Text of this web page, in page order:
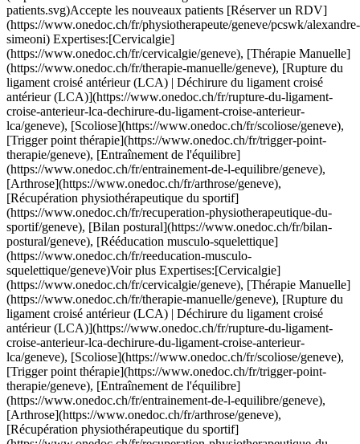
tps://www.onedoc.ch/fr/therapie-manuelle/geneve), [Rupture du ligament croisé antérieur (LCA) | Déchirure du ligament croisé antérieur (LCA)](https://www.onedoc.ch/fr/rupture-du-ligament-croise-anterieur-lca-dechirure-du-ligament-croise-anterieur-lca/geneve), [Scoliose](https://www.onedoc.ch/fr/scoliose/geneve), [Trigger point thérapie](https://www.onedoc.ch/fr/trigger-point-therapie/geneve), [Entraînement de l'équilibre](https://www.onedoc.ch/fr/entrainement-de-l-equilibre/geneve), [Arthrose](https://www.onedoc.ch/fr/arthrose/geneve), [Récupération physiothérapeutique du sportif](https://www.onedoc.ch/fr/recuperation-physiotherapeutique-du-sportif/geneve), [Bilan postural](https://www.onedoc.ch/fr/bilan-postural/geneve), [Rééducation musculo-squelettique](https://www.onedoc.ch/fr/reeducation-musculo-squelettique/geneve)Voir plus [![M. Thomas Derycke, physiothérapeute à Genève](https://assets.onedoc.ch/images/users/8df7fbea39d406285717b6daf95e565378fd758b905b8b7bee921a1c38d7ecfd-small.png "M. Thomas Derycke, physiothérapeute à Genève")](https://www.onedoc.ch/fr/physiotherapeute/geneve/pcvm2/thomas-derycke) ### [M. Thomas Derycke](https://www.onedoc.ch/fr/physiotherapeute/geneve/pcvm2/thomas-derycke) ![Badge indiquant un profil vérifié](https://www.onedoc.ch/assets/images/icons/checkmark.svg) [Physiothérapeute](https://www.onedoc.ch/fr/physiotherapeute/geneve) [Studio/11 - Eaux-Vives](https://www.onedoc.ch/fr/cabinet-de-physiotherapie/geneve/ebaog/studio-11-eaux-vives) Rue Maunoir 7 1207 Genève ![Icône patient avec un signe plus annonçant que le professionnel accepte de nouveaux patients](https://www.onedoc.ch/assets/images/icons/new-patients.svg)Accepte les nouveaux patients [Réserver un RDV](https://www.onedoc.ch/fr/physiotherapeute/geneve/pcvm2/thomas-derycke) Expertises:[Cervicalgie](https://www.onedoc.ch/fr/cervicalgie/geneve), [Suivi du sportif](https://www.onedoc.ch/fr/suivi-du-sportif/geneve), [Thérapie Manuelle](https://www.onedoc.ch/fr/therapie-manuelle/geneve), [Rééducation musculo-squelettique](https://www.onedoc.ch/fr/reeducation-musculo-squelettique/geneve), [Bilan postural](https://www.onedoc.ch/fr/bilan-postural/geneve)Voir plus Expertises:[Cervicalgie](https://www.onedoc.ch/fr/cervicalgie/geneve), [Suivi du sportif](https://www.onedoc.ch/fr/suivi-du-sportif/geneve), [Thérapie Manuelle](https://www.onedoc.ch/fr/therapie-manuelle/geneve), [Rééducation musculo-squelettique](https://www.onedoc.ch/fr/reeducation-musculo-squelettique/geneve), [Bilan postural](https://www.onedoc.ch/fr/bilan-postural/geneve)Voir plus [![M. Hugo Piret, physiothérapeute à Genève](https://assets.onedoc.ch/images/users/7768ff59274da17d1599ffba8da03c4d98d03c17b37ed5f54f338bd976a00bb9-small.png "M. Hugo Piret, physiothérapeute à Genève")](https://www.onedoc.ch/fr/physiotherapeute/geneve/pcscv/hugo-piret) ### [M. Hugo Piret](https://www.onedoc.ch/fr/physiotherapeute/geneve/pcscv/hugo-piret) ![Badge indiquant un profil vérifié](https://www.onedoc.ch/assets/images/icons/checkmark.svg) [Physiothérapeute](https://www.onedoc.ch/fr/physiotherapeute/geneve) [Activ Santé Genève](https://www.onedoc.ch/fr/cabinet-de-physiotherapie/geneve/ebaof/activ-sante-geneve) Rue du Rhône 118 1204 Genève ![Icône patient avec un signe plus annonçant que le professionnel accepte de nouveaux patients](https://www.onedoc.ch/assets/images/icons/new-patients.svg)Accepte les nouveaux patients [Réserver un RDV](https://www.onedoc.ch/fr/physiotherapeute/geneve/pcscv/hugo-piret) Expertises:[Cervicalgie](https://www.onedoc.ch/fr/cervicalgie/geneve), [Récupération physiothérapeutique du sportif](https://www.onedoc.ch/fr/recuperation-physiotherapeutique-du-sportif/geneve), [Suivi du sportif](https://www.onedoc.ch/fr/suivi-du-sportif/geneve), [Arthrose](https://www.onedoc.ch/fr/arthrose/geneve), [Entraînement de l'équilibre](https://www.onedoc.ch/fr/entrainement-de-l-equilibre/geneve), [Thérapie Manuelle](https://www.onedoc.ch/fr/therapie-manuelle/geneve), [Rupture du ligament croisé antérieur (LCA) | Déchirure du ligament croisé antérieur (LCA)](https://www.onedoc.ch/fr/rupture-du-ligament-croise-anterieur-lca-dechirure-du-ligament-croise-anterieur-lca/geneve), [Troubles de l’articulation temporo mandibulaire (ATM) | troubles de la mastication](https://www.onedoc.ch/fr/troubles-de-l-articulation-temporo-mandibulaire-atm-troubles-de-la-mastication/geneve), [Bilan postural](https://www.onedoc.ch/fr/bilan-postural/geneve), [Rééducation musculo-squelettique](https://www.onedoc.ch/fr/reeducation-musculo-squelettique/geneve)Voir plus Expertises:[Cervicalgie](https://www.onedoc.ch/fr/cervicalgie/geneve), [Récupération physiothérapeutique du sportif](https://www.onedoc.ch/fr/recuperation-physiotherapeutique-du-sportif/geneve), [Suivi du sportif](https://www.onedoc.ch/fr/suivi-du-sportif/geneve), [Arthrose](https://www.onedoc.ch/fr/arthrose/geneve), [Entraînement de l'équilibre](https://www.onedoc.ch/fr/entrainement-de-l-equilibre/geneve), [Thérapie Manuelle](https://www.onedoc.ch/fr/therapie-manuelle/geneve), [Rupture du ligament croisé antérieur (LCA) | Déchirure du ligament croisé antérieur (LCA)](https://www.onedoc.ch/fr/rupture-du-ligament-croise-anterieur-lca-dechirure-du-ligament-croise-anterieur-lca/geneve), [Troubles de l’articulation temporo mandibulaire (ATM) | troubles de la mastication](https://www.onedoc.ch/fr/troubles-de-l-articulation-temporo-mandibulaire-atm-troubles-de-la-mastication/geneve), [Bilan postural](https://www.onedoc.ch/fr/bilan-postural/geneve), [Rééducation musculo-squelettique](https://www.onedoc.ch/fr/reeducation-musculo-squelettique/geneve)Voir plus [![Mme Marzia Botrugno, physiothérapeute à Genève](https://assets.onedoc.ch/images/users/3d917dd6c65075fda900350069b85af7a60a723949a77fafd514a99487dd95b9-small.jpg "Mme Marzia Botrugno, physiothérapeute à Genève")](https://www.onedoc.ch/fr/physiotherapeute/geneve/pcuts/marzia-botrugno) ### [Mme Marzia Botrugno](https://www.onedoc.ch/fr/physiotherapeute/geneve/pcuts/marzia-botrugno) ![Badge indiquant un profil vérifié](https://www.onedoc.ch/assets/images/icons/checkmark.svg) [Physiothérapeute](https://www.onedoc.ch/fr/physiotherapeute/geneve) PhysioGreen Botrugno Rue Vignier 2 1205 Genève ![Icône patient avec un signe plus annonçant que le professionnel accepte de nouveaux patients](https://www.onedoc.ch/assets/images/icons/new-patients.svg)Accepte les nouveaux patients [Réserver un RDV](https://www.onedoc.ch/fr/physiotherapeute/geneve/pcuts/marzia-botrugno) Expertises:[Cervicalgie](https://www.onedoc.ch/fr/cervicalgie/geneve), [Arthrose](https://www.onedoc.ch/fr/arthrose/geneve), [Thérapie Manuelle](https://www.onedoc.ch/fr/therapie-manuelle/geneve), [Bilan postural](https://www.onedoc.ch/fr/bilan-postural/geneve), [Rééducation musculo-squelettique](https://www.onedoc.ch/fr/reeducation-musculo-squelettique/geneve)Voir plus Expertises:[Cervicalgie](https://www.onedoc.ch/fr/cervicalgie/geneve), [Arthrose](https://www.onedoc.ch/fr/arthrose/geneve), [Thérapie Manuelle](https://www.onedoc.ch/fr/therapie-manuelle/geneve), [Bilan postural](https://www.onedoc.ch/fr/bilan-postural/geneve), [Rééducation musculo-squelettique](https://www.onedoc.ch/fr/reeducation-musculo-squelettique/geneve)Voir plus [![M. Patrick Petitjean, physiothérapeute à Genève](https://assets.onedoc.ch/images/users/300883559dfc88ba3725c64dad3ecbd11194bf5d07c59337f7df4174924ee7ea-small.png "M. Patrick Petitjean, physiothérapeute à Genève")](https://www.onedoc.ch/fr/physiotherapeute/geneve/pc0pa/patrick-petitjean) ### [M. Patrick Petitjean](https://www.onedoc.ch/fr/physiotherapeute/geneve/pc0pa/patrick-petitjean) ![Badge indiquant un profil vérifié](https://www.onedoc.ch/assets/images/icons/checkmark.svg) [Physiothérapeute](https://www.onedoc.ch/fr/physiotherapeute/geneve) [Physiothérapie la Colline - Centre de physiothérapie du sport](https://www.onedoc.ch/fr/cabinet-de-physiotherapie/geneve/ebd5w/physiotherapie-la-colline-centre-de-physiotherapie-du-sport) Chemin Thury 7a 1206 Genève ![Icône patient avec un signe plus annonçant que le professionnel accepte de nouveaux patients](https://www.onedoc.ch/assets/images/icons/new-patients.svg)Accepte les nouveaux patients [Réserver un RDV](https://www.onedoc.ch/fr/physiotherapeute/geneve/pc0pa/patrick-petitjean) Expertises:[Cervicalgie](https://www.onedoc.ch/fr/cervicalgie/geneve), [Déchirure du ménisque | Rupture du ménisque | Lésion du ménisque](https://www.onedoc.ch/fr/dechirure-du-menisque-rupture-du-menisque-lesion-du-menisque/geneve), [Récupération physiothérapeutique du sportif](https://www.onedoc.ch/fr/recuperation-physiotherapeutique-du-sportif/geneve), [Rupture du ligament croisé antérieur (LCA) | Déchirure du ligament croisé antérieur (LCA)](https://www.onedoc.ch/fr/rupture-du-ligament-croise-anterieur-lca-dechirure-du-ligament-croise-anterieur-lca/geneve), [Suivi du sportif](https://www.onedoc.ch/fr/suivi-du-sportif/geneve), [Thérapie Manuelle](https://www.onedoc.ch/fr/therapie-manuelle/geneve), [Trigger point thérapie](https://www.onedoc.ch/fr/trigger-point-therapie/geneve), [Bilan postural](https://www.onedoc.ch/fr/bilan-postural/geneve), [Rééducation musculo-squelettique](https://www.onedoc.ch/fr/reeducation-musculo-squelettique/geneve)Voir plus Expertises:[Cervicalgie](https://www.onedoc.ch/fr/cervicalgie/geneve), [Déchirure du ménisque | Rupture du ménisque | Lésion du ménisque](https://www.onedoc.ch/fr/dechirure-du-menisque-rupture-du-menisque-lesion-du-menisque/geneve), [Récupération physiothérapeutique du sportif](https://www.onedoc.ch/fr/recuperation-physiotherapeutique-du-sportif/geneve), [Rupture du ligament croisé antérieur (LCA) | Déchirure du ligament croisé antérieur (LCA)](https://www.onedoc.ch/fr/rupture-du-ligament-croise-anterieur-lca-dechirure-du-ligament-croise-anterieur-lca/geneve), [Suivi du sportif](https://www.onedoc.ch/fr/suivi-du-sportif/geneve), [Thérapie Manuelle](https://www.onedoc.ch/fr/therapie-